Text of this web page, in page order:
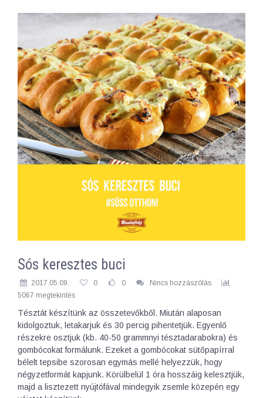
Sós keresztes buci
2017.05.09. 0 0
Nincs hozzászólás
5067 megtekintés
Tésztát készítünk az összetevőkből. Miután alaposan
kidolgoztuk, letakarjuk és 30 percig pihentetjük. Egyenlő
részekre osztjuk (kb. 40-50 grammnyi tésztadarabokra) és
gombócokat formálunk. Ezeket a gombócokat sütőpapírral
bélelt tepsibe szorosan egymás mellé helyezzük, hogy
négyzetformát kapjunk. Körülbelül 1 óra hosszáig kelesztjük,
majd a lisztezett nyújtófával mindegyik zsemle közepén egy